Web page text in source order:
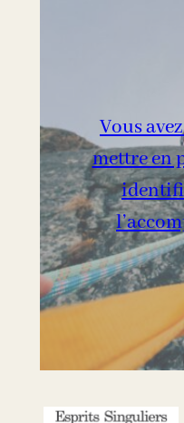
Vous
mettre en